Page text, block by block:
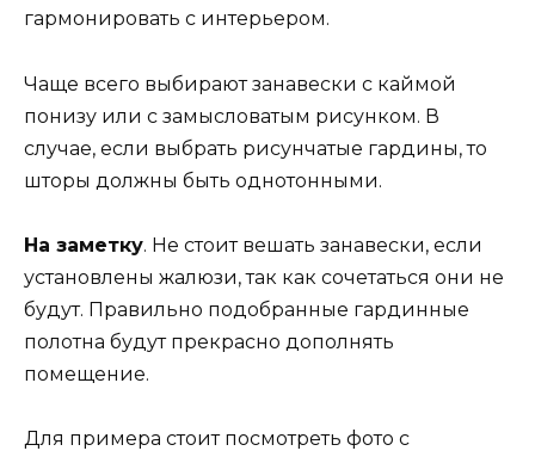
гармонировать с интерьером.
Чаще всего выбирают занавески с каймой
понизу или с замысловатым рисунком. В
случае, если выбрать рисунчатые гардины, то
шторы должны быть однотонными.
На заметку. Не стоит вешать занавески, если
установлены жалюзи, так как сочетаться они не
будут. Правильно подобранные гардинные
полотна будут прекрасно дополнять
помещение.
Для примера стоит посмотреть фото с